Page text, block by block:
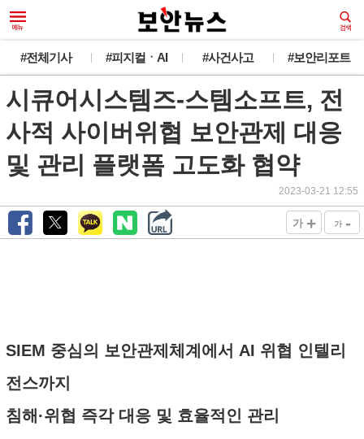
#전체기사 #피지컬ㆍAI #사건사고 #보안리포트
시큐어시스템즈-스템소프트, 전
사적 사이버위협 보안관제 대응
및 관리 플랫폼 고도화 협약
2023-03-21 12:55
가 + 가 -
SIEM 중심의 보안관제체계에서 AI 위협 인텔리
전스까지
침해·위협 즉각 대응 및 효율적인 관리